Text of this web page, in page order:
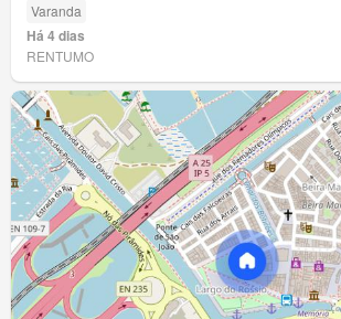
Varanda
Há 4 dias
RENTUMO